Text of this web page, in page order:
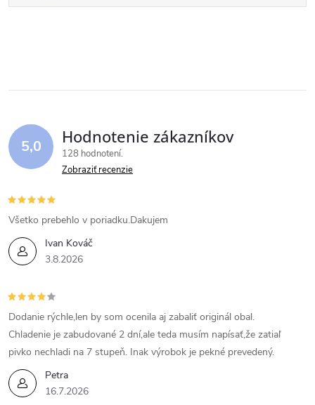
5,0 Hodnotenie zákazníkov
128 hodnotení
Zobraziť recenzie
Ivan Kováč
3.8.2026
Všetko prebehlo v poriadku.Dakujem
Petra
16.7.2026
Dodanie rýchle,len by som ocenila aj zabaliť originál obal.
Chladenie je zabudované 2 dní,ale teda musím napísať,že zatiaľ
pivko nechladi na 7 stupeň. Inak výrobok je pekné prevedený.